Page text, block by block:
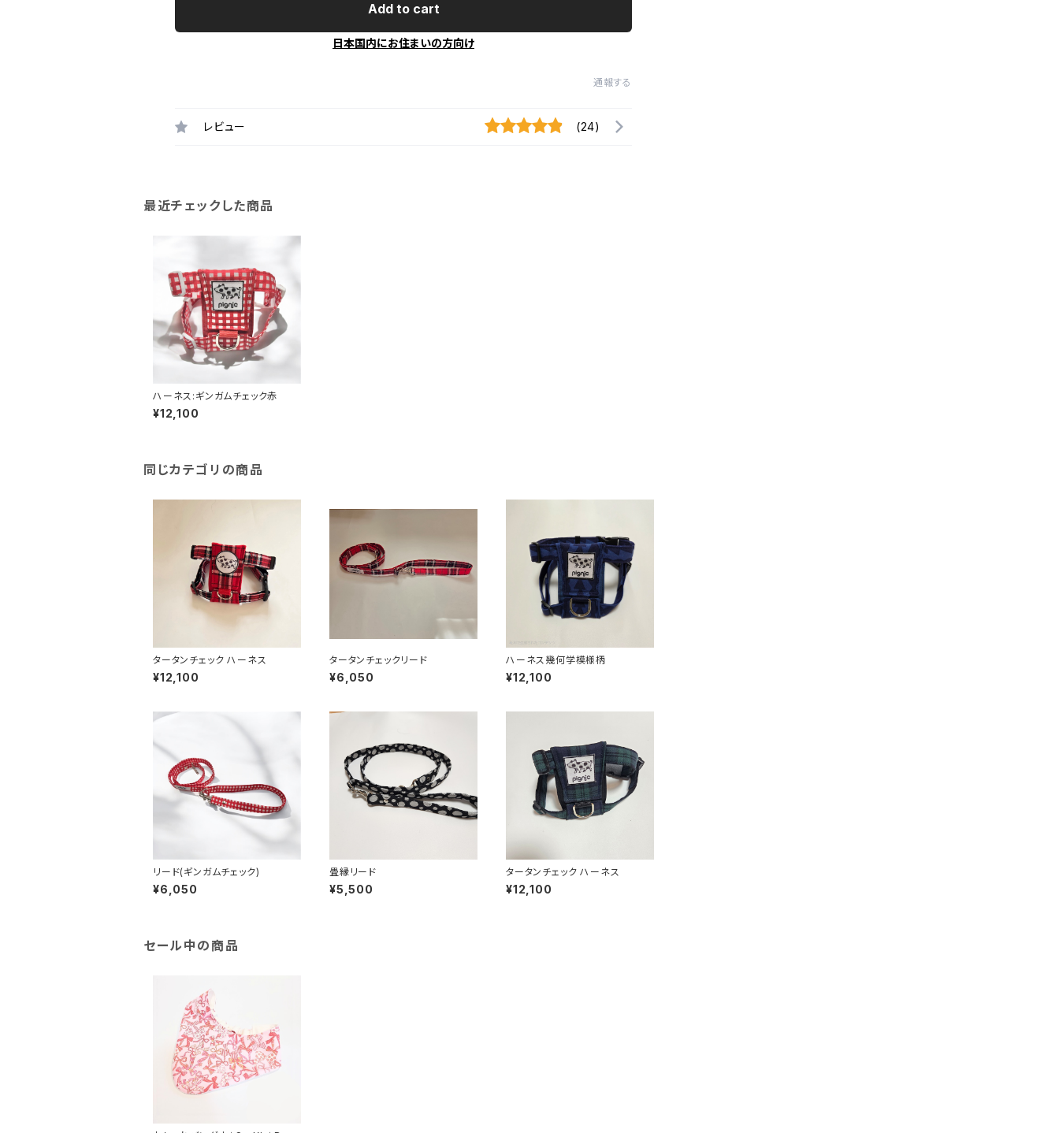
Add to cart
日本国内にお住まいの方向け
通報する
レビュー (24)
最近チェックした商品
ハーネス:ギンガムチェック赤
¥12,100
同じカテゴリの商品
タータンチェック ハーネス
¥12,100
タータンチェックリード
¥6,050
ハーネス幾何学模様柄
¥12,100
リード(ギンガムチェック)
¥6,050
畳縁リード
¥5,500
タータンチェック ハーネス
¥12,100
セール中の商品